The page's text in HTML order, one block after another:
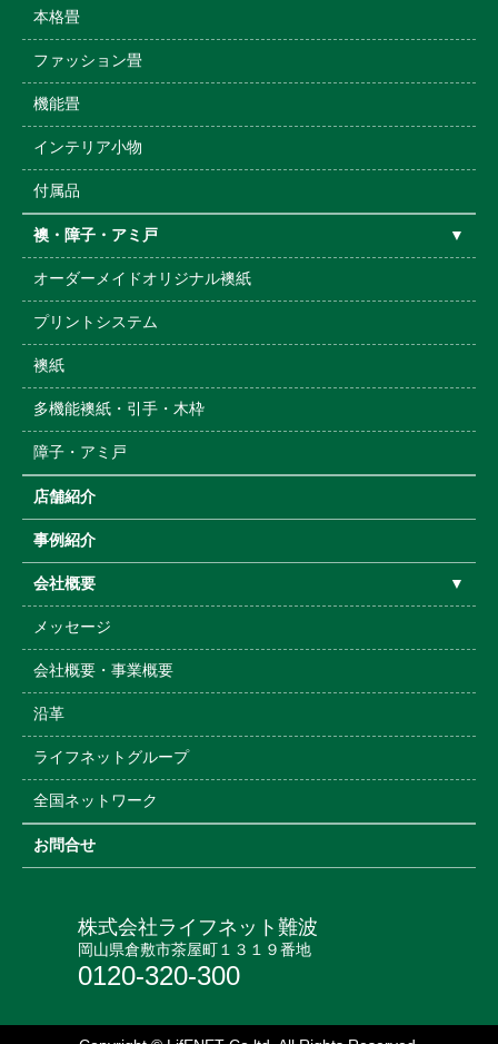
本格畳
ファッション畳
機能畳
インテリア小物
付属品
襖・障子・アミ戸 ▼
オーダーメイドオリジナル襖紙
プリントシステム
襖紙
多機能襖紙・引手・木枠
障子・アミ戸
店舗紹介
事例紹介
会社概要 ▼
メッセージ
会社概要・事業概要
沿革
ライフネットグループ
全国ネットワーク
お問合せ
株式会社ライフネット難波
岡山県倉敷市茶屋町１３１９番地
0120-320-300